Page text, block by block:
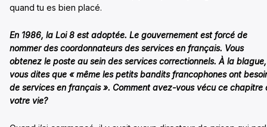
quand tu es bien placé.
En 1986, la Loi 8 est adoptée. Le gouvernement est forcé de
nommer des coordonnateurs des services en français. Vous
obtenez le poste au sein des services correctionnels. À la blague,
vous dites que « même les petits bandits francophones ont
de services en français ». Comment avez-vous vécu ce chapitre
votre vie?